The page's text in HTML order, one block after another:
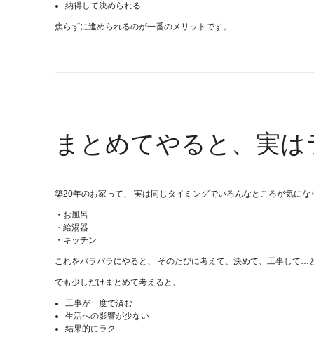
納得して決められる
焦らずに進められるのが一番のメリットです。
まとめてやると、実
築20年のお家って、 実は同じタイミングでいろんなところが気にな
・お風呂
・給湯器
・キッチン
これをバラバラにやると、 そのたびに考えて、決めて、工事して…
でも少しだけまとめて考えると、
工事が一度で済む
生活への影響が少ない
結果的にラク